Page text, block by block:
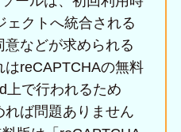
ェクトへ統合される
などが求められる
reCAPTCHAの無料
上で行われるため
ば問題ありません